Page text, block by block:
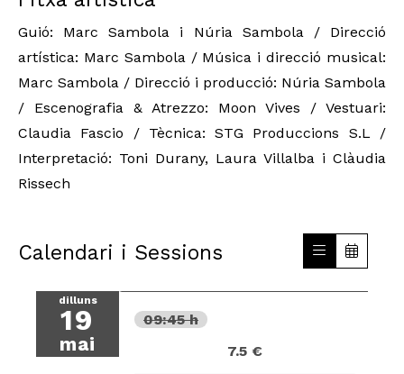
Guió: Marc Sambola i Núria Sambola / Direcció
artística: Marc Sambola / Música i direcció musical:
Marc Sambola / Direcció i producció: Núria Sambola
/ Escenografia & Atrezzo: Moon Vives / Vestuari:
Claudia Fascio / Tècnica: STG Produccions S.L /
Interpretació: Toni Durany, Laura Villalba i Clàudia
Rissech
Calendari i Sessions
dilluns
19
mai
09:45 h
7.5 €